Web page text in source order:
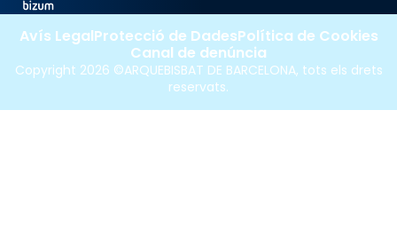
Copyright 2026 ©ARQUEBISBAT DE BARCELONA, tots els drets
reservats.
Avís LegalProtecció de DadesPolítica de Cookies
Canal de denúncia